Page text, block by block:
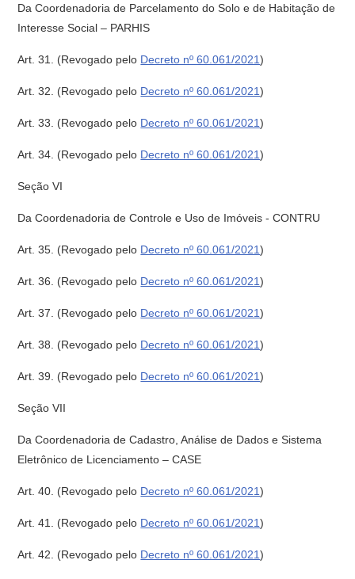
Da Coordenadoria de Parcelamento do Solo e de Habitação de
Interesse Social – PARHIS
Art. 31. (Revogado pelo Decreto nº 60.061/2021)
Art. 32. (Revogado pelo Decreto nº 60.061/2021)
Art. 33. (Revogado pelo Decreto nº 60.061/2021)
Art. 34. (Revogado pelo Decreto nº 60.061/2021)
Seção VI
Da Coordenadoria de Controle e Uso de Imóveis - CONTRU
Art. 35. (Revogado pelo Decreto nº 60.061/2021)
Art. 36. (Revogado pelo Decreto nº 60.061/2021)
Art. 37. (Revogado pelo Decreto nº 60.061/2021)
Art. 38. (Revogado pelo Decreto nº 60.061/2021)
Art. 39. (Revogado pelo Decreto nº 60.061/2021)
Seção VII
Da Coordenadoria de Cadastro, Análise de Dados e Sistema
Eletrônico de Licenciamento – CASE
Art. 40. (Revogado pelo Decreto nº 60.061/2021)
Art. 41. (Revogado pelo Decreto nº 60.061/2021)
Art. 42. (Revogado pelo Decreto nº 60.061/2021)